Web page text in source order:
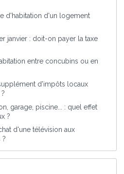
d'habitation d'un logement
janvier : doit-on payer la taxe
entre concubins ou en
d'impôts locaux
garage, piscine... : quel effet
?
d'une télévision aux
?